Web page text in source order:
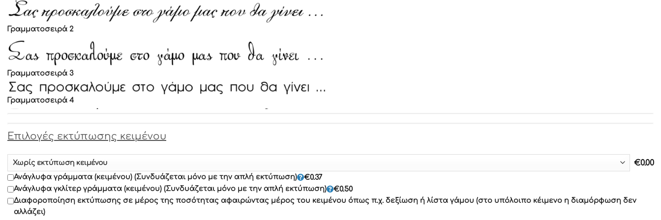
Γραμματοσειρά 2
Γραμματοσειρά 3
Γραμματοσειρά 4
Γραμματοσειρά 6
Γραμματοσειρά 7
Γραμματοσειρά 8
Επιλογές εκτύπωσης κειμένου
€0.00
Ανάγλυφα γράμματα (κειμένου) (Συνδυάζεται μόνο με την απλή εκτύπωση) €0.37
Ανάγλυφα γκλίτερ γράμματα (κειμένου) (Συνδυάζεται μόνο με την απλή εκτύπωση)
€0.50
Διαφοροποίηση εκτύπωσης σε μέρος της ποσότητας αφαιρώντας μέρος του κειμένου όπως π.χ. δεξίωση ή λίστα γάμου (στο υπόλοιπο κέιμενο η διαμόρφωση δεν
αλλάζει)